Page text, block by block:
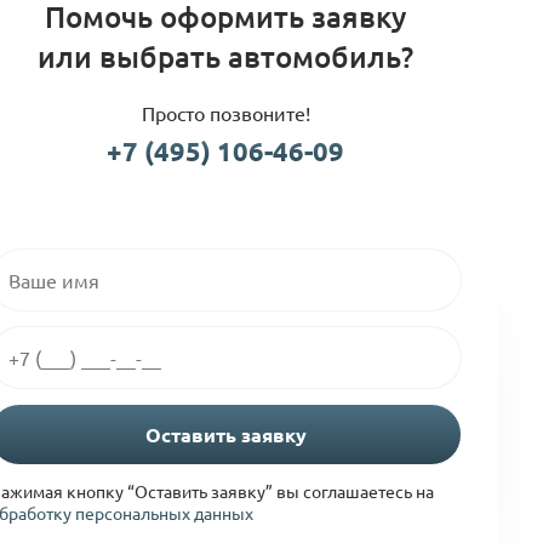
Помочь оформить заявку
или выбрать автомобиль?
Просто позвоните!
+7 (495) 106-46-09
Оставить заявку
кнопку “Оставить заявку” вы соглашаетесь на
персональных данных